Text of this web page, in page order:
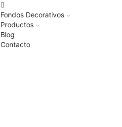
Fondos Decorativos
Productos
Blog
Contacto